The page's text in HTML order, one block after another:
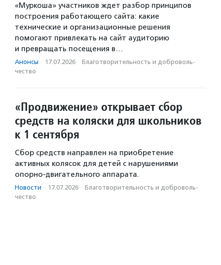
«Муркоша» участников ждет разбор принципов
построения работающего сайта: какие
технические и организационные решения
помогают привлекать на сайт аудиторию
и превращать посещения в…
Анонсы · 17.07.2026 · Благотвори­тель­ность и доброволь­
чест­во
«Продвижение» открывает сбор
средств на коляски для школьников
к 1 сентября
Сбор средств направлен на приобретение
активных колясок для детей с нарушениями
опорно-двигательного аппарата.
Новости · 17.07.2026 · Благотвори­тель­ность и доброволь­
чест­во